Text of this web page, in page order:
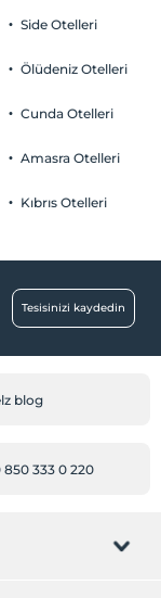
Side Otelleri
Ölüdeniz Otelleri
Cunda Otelleri
Amasra Otelleri
Kıbrıs Otelleri
Tesisinizi kaydedin
blog
850 333 0 220